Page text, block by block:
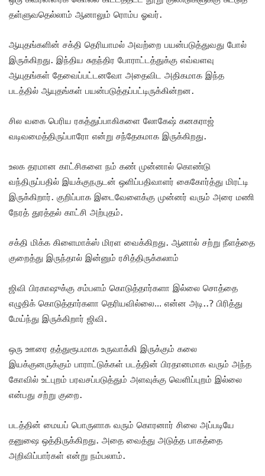
தள்ளுவதெல்லாம் ஆனாலும் ரொம்ப ஓவர்.
ஆயுதங்களின் சக்தி தெரியாமல் அவற்றை பயன்படுத்துவது போல்
இருக்கிறது. இந்திய சுதந்திர போராட்டத்துக்கு எவ்வளவு
ஆயுதங்கள் தேவைப்பட்டனவோ அதைவிட அதிகமாக இந்த
படத்தில் ஆயுதங்கள் பயன்படுத்தப்பட்டிருக்கின்றன.
சில வகை பெரிய ரகத்துப்பாகிகளை லோகேஷ் கனகராஜ்
வடிவமைத்திருப்பாரோ என்று சந்தேகமாக இருக்கிறது.
உலக தரமான காட்சிகளை நம் கண் முன்னால் கொண்டு
வந்திருப்பதில் இயக்குநருடன் ஒளிப்பதிவாளர் கைகோர்த்து மிரட்டி
இருக்கிறார். குறிப்பாக இடைவேளைக்கு முன்னர் வரும் அரை மணி
நேரத் துரத்தல் காட்சி அற்புதம்.
சக்தி மிக்க கிளைமாக்ஸ் மிரள வைக்கிறது. ஆனால் சற்று நீளத்தை
குறைத்து இருந்தால் இன்னும் ரசித்திருக்கலாம்
ஜிவி பிரகாஷுக்கு சம்பளம் கொடுத்தார்களா இல்லை சொத்தை
எழுதிக் கொடுத்தார்களா தெரியவில்லை… என்ன அடி..? பிரித்து
மேய்ந்து இருக்கிறார் ஜிவி.
ஒரு ஊரை தத்துரூபமாக உருவாக்கி இருக்கும் கலை
இயக்குனருக்கும் பாராட்டுக்கள் படத்தின் பிரதானமாக வரும் அந்த
கோவில் உட்புறம் பரவசப்படுத்தும் அளவுக்கு வெளிப்புறம் இல்லை
என்பது சற்று குறை.
படத்தின் மையப் பொருளாக வரும் கொரனார் சிலை அப்படியே
தனுஷை ஒத்திருக்கிறது. அதை வைத்து அடுத்த பாகத்தை
அறிவிப்பார்கள் என்று நம்பலாம்.